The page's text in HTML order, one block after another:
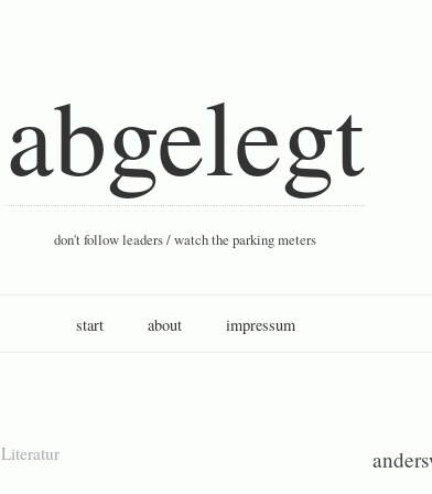
abgelegt
don't follow leaders / watch the parking meters
start about impressum
Literatur